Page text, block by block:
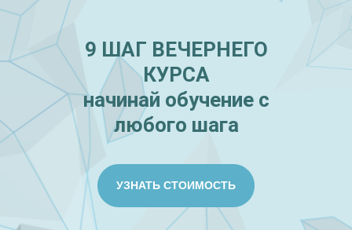
9 ШАГ ВЕЧЕРНЕГО
КУРСА
начинай обучение с
любого шага
УЗНАТЬ СТОИМОСТЬ